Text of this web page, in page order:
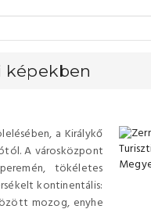
képekben
a Királykő
A városközpont
tökéletes
kontinentális:
mozog, enyhe